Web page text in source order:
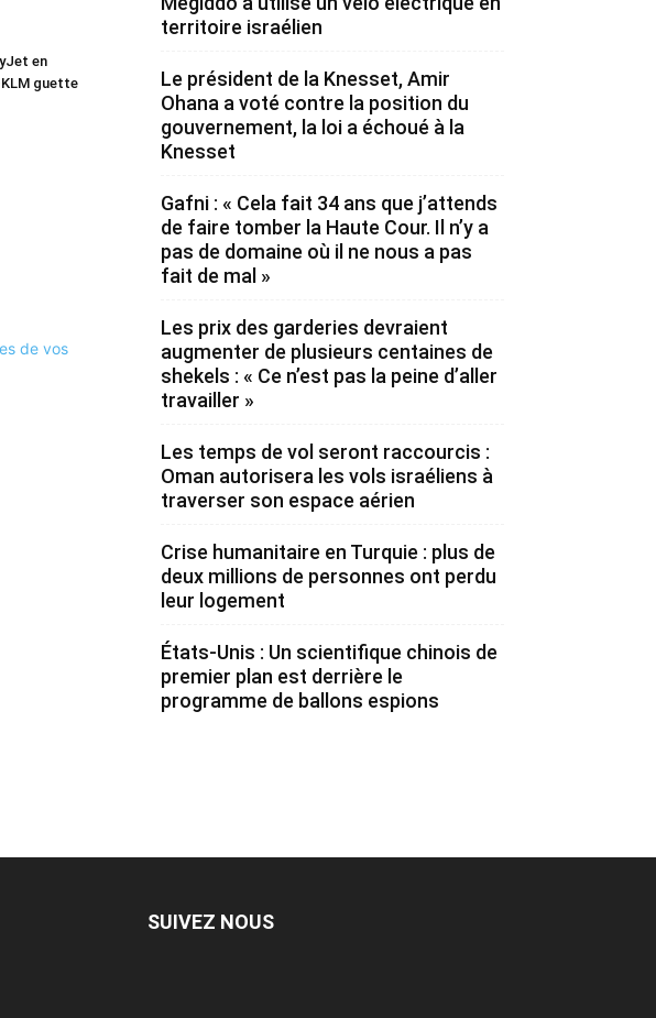
en
guette
de vos
territoire israélien
Le président de la Knesset, Amir
Ohana a voté contre la position du
gouvernement, la loi a échoué à la
Knesset
Gafni : « Cela fait 34 ans que j’attends
de faire tomber la Haute Cour. Il n’y a
pas de domaine où il ne nous a pas
fait de mal »
Les prix des garderies devraient
augmenter de plusieurs centaines de
shekels : « Ce n’est pas la peine d’aller
travailler »
Les temps de vol seront raccourcis :
Oman autorisera les vols israéliens à
traverser son espace aérien
Crise humanitaire en Turquie : plus de
deux millions de personnes ont perdu
leur logement
États-Unis : Un scientifique chinois de
premier plan est derrière le
programme de ballons espions
SUIVEZ NOUS